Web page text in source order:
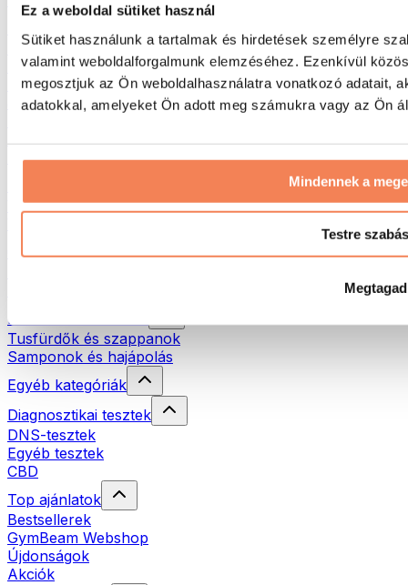
Ez a weboldal sütiket használ
Sütiket használunk a tartalmak és hirdetések személyre
valamint weboldalforgalmunk elemzéséhez. Ezenkívül
megosztjuk az Ön weboldalhasználatra vonatkozó adatait,
adatokkal, amelyeket Ön adott meg számukra vagy az Ön
Mindennek a
Testre szabás
Megtagad
Futás
Küzdősportok
Kerékpározás
Jóga és pilates
Úszás
Túrázás
Vörösfény-terápia
Öko háztartás
Natúrkozmetikumok
Tusfürdők és szappanok
Samponok és hajápolás
Egyéb kategóriák
Diagnosztikai tesztek
DNS-tesztek
Egyéb tesztek
CBD
Top ajánlatok
Bestsellerek
GymBeam Webshop
Újdonságok
Akciók